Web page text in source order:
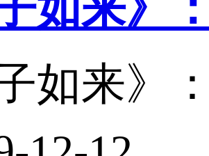
子如来》